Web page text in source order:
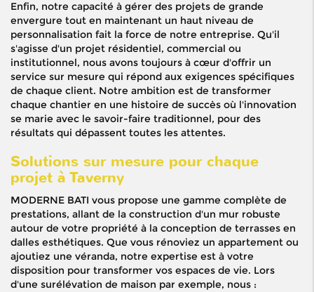
Enfin, notre capacité à gérer des projets de grande
envergure tout en maintenant un haut niveau de
personnalisation fait la force de notre entreprise. Qu'il
s'agisse d'un projet résidentiel, commercial ou
institutionnel, nous avons toujours à cœur d'offrir un
service sur mesure qui répond aux exigences spécifiques
de chaque client. Notre ambition est de transformer
chaque chantier en une histoire de succès où l'innovation
se marie avec le savoir-faire traditionnel, pour des
résultats qui dépassent toutes les attentes.
Solutions sur mesure pour chaque
projet à Taverny
MODERNE BATI vous propose une gamme complète de
prestations, allant de la construction d'un mur robuste
autour de votre propriété à la conception de terrasses en
dalles esthétiques. Que vous rénoviez un appartement ou
ajoutiez une véranda, notre expertise est à votre
disposition pour transformer vos espaces de vie. Lors
d'une surélévation de maison par exemple, nous :